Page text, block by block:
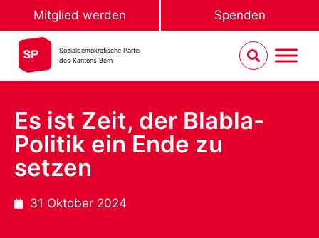
Mitglied werden Spenden
Sozialdemokratische Partei
des Kantons Bern
Es ist Zeit, der Blabla-
Politik ein Ende zu
setzen
31 Oktober 2024